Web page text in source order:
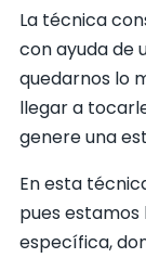
La técnica
con ayuda de
quedarnos lo
llegar a
genere una
En esta
pues
específica,